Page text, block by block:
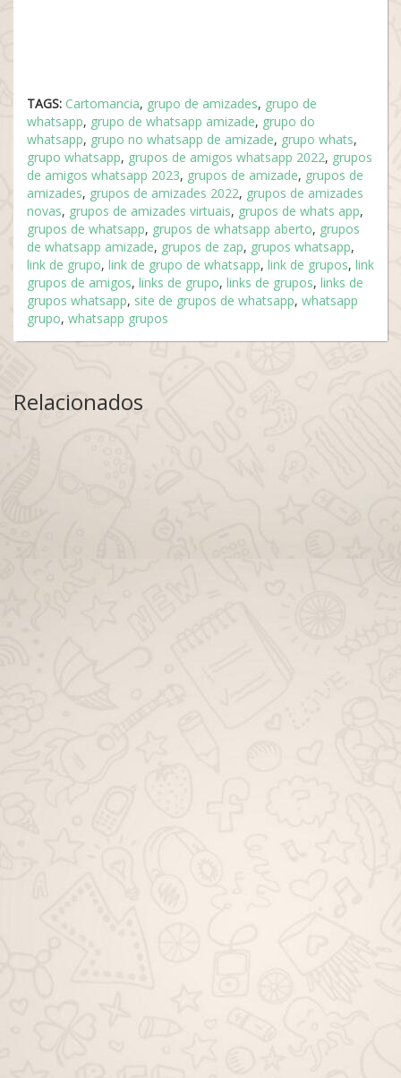
TAGS: Cartomancia, grupo de amizades, grupo de
whatsapp, grupo de whatsapp amizade, grupo do
whatsapp, grupo no whatsapp de amizade, grupo whats,
grupo whatsapp, grupos de amigos whatsapp 2022, grupos
de amigos whatsapp 2023, grupos de amizade, grupos de
amizades, grupos de amizades 2022, grupos de amizades
novas, grupos de amizades virtuais, grupos de whats app,
grupos de whatsapp, grupos de whatsapp aberto, grupos
de whatsapp amizade, grupos de zap, grupos whatsapp,
link de grupo, link de grupo de whatsapp, link de grupos, link
grupos de amigos, links de grupo, links de grupos, links de
grupos whatsapp, site de grupos de whatsapp, whatsapp
grupo, whatsapp grupos
Relacionados